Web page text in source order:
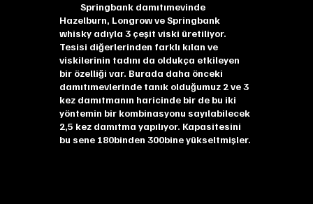
Springbank damıtımevinde
Hazelburn, Longrow ve Springbank
whisky adıyla 3 çeşit viski üretiliyor.
Tesisi diğerlerinden farklı kılan ve
viskilerinin tadını da oldukça etkileyen
bir özelliği var. Burada daha önceki
damıtımevlerinde tanık olduğumuz 2 ve 3
kez damıtmanın haricinde bir de bu iki
yöntemin bir kombinasyonu sayılabilecek
2,5 kez damıtma yapılıyor. Kapasitesini
bu sene 180binden 300bine yükseltmişler.